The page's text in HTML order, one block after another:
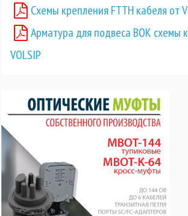
Схемы крепления FTTH кабеля от
Арматура для подвеса ВОК схемы
VOLSIP